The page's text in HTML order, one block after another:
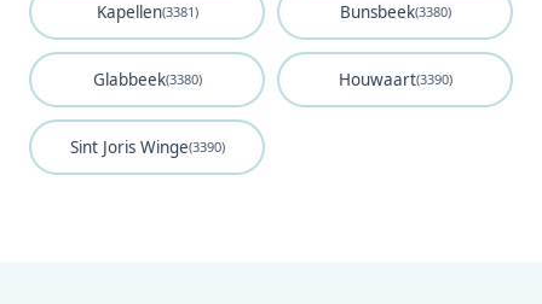
Kapellen(3381) Bunsbeek(3380)
Glabbeek(3380) Houwaart(3390)
Sint Joris Winge(3390)